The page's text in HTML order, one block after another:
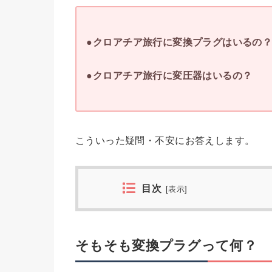
●クロアチア旅行に変換プラグはいるの？
●クロアチア旅行に変圧器はいるの？
こういった疑問・不安にお答えします。
目次 [表示]
そもそも変換プラグって何？